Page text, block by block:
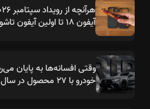
آیفون ۱۸ تا اولین آیفون تاشو
وقتی افسانه‌ها به پایان
خودرو با ۲۷ محصول در سال ۲۰۲۶